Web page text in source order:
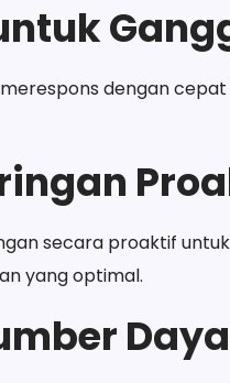
merespons dengan
secara proaktif
yang optimal.